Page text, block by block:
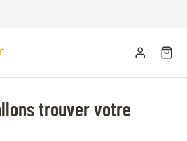
trouver votre